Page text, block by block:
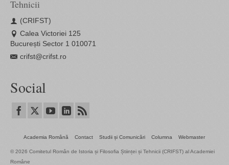
Tehnicii
(CRIFST)
Calea Victoriei 125
București Sector 1 010071
crifst@crifst.ro
Social
Academia Română Contact Studii și Comunicări Columna Webmaster
© 2026 Comitetul Român de Istoria și Filosofia Științei și Tehnicii (CRIFST) al Academiei
Române